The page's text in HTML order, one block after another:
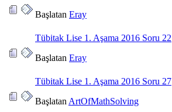
Başlatan Eray
Tübitak Lise 1. Aşama 2016 Soru 22
Başlatan Eray
Tübitak Lise 1. Aşama 2016 Soru 27
Başlatan ArtOfMathSolving